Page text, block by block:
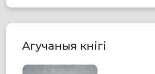
Агучаныя кнігі